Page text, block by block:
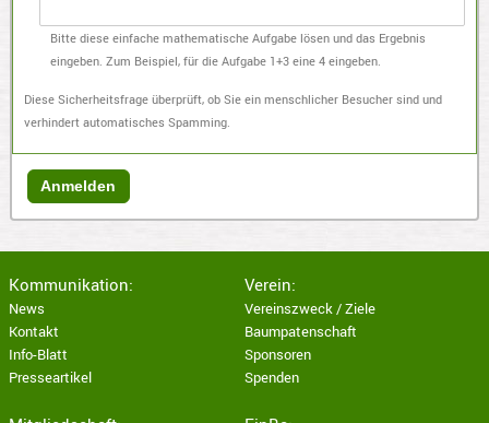
Bitte diese einfache mathematische Aufgabe lösen und das Ergebnis
eingeben. Zum Beispiel, für die Aufgabe 1+3 eine 4 eingeben.
Diese Sicherheitsfrage überprüft, ob Sie ein menschlicher Besucher sind und
verhindert automatisches Spamming.
Kommunikation:
News
Kontakt
Info-Blatt
Presseartikel
Verein:
Vereinszweck / Ziele
Baumpatenschaft
Sponsoren
Spenden